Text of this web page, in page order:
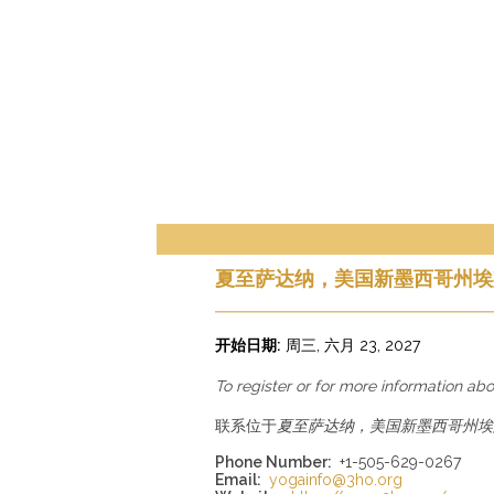
夏至萨达纳，美国新墨西哥州
开始日期: 周三, 六月 23, 2027
To register or for more information
联系位于夏至萨达纳，美国新墨西哥州
Phone Number: +1-505-629-0267
Email: yogainfo@3ho.org